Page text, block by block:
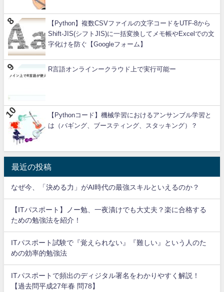
【Python】複数CSVファイルの文字コードをUTF-8から
Shift-JIS(シフトJIS)に一括変換してメモ帳やExcelでの文
字化けを防ぐ【Googleフォーム】
R言語オンラインークラウド上で実行可能ー
【Pythonコード】機械学習におけるアンサンブル学習と
は（バギング、ブースティング、スタッキング）？
最近の投稿
なぜ今、「決める力」がAI時代の最強スキルといえるのか？
【ITパスポート】ノー勉、一夜漬けでも大丈夫？楽に合格する
ための勉強法を紹介！
ITパスポート試験で『覚えられない』『難しい』という人のた
めの効率的勉強法
ITパスポートで頻出のディジタル署名をわかりやすく解説！
【過去問平成27年春 問78】